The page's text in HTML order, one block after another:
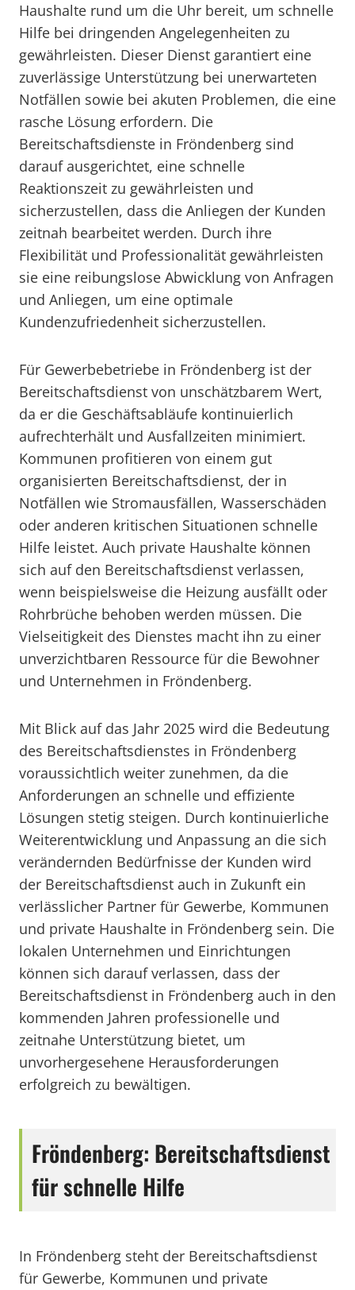
Haushalte rund um die Uhr bereit, um schnelle
Hilfe bei dringenden Angelegenheiten zu
gewährleisten. Dieser Dienst garantiert eine
zuverlässige Unterstützung bei unerwarteten
Notfällen sowie bei akuten Problemen, die eine
rasche Lösung erfordern. Die
Bereitschaftsdienste in Fröndenberg sind
darauf ausgerichtet, eine schnelle
Reaktionszeit zu gewährleisten und
sicherzustellen, dass die Anliegen der Kunden
zeitnah bearbeitet werden. Durch ihre
Flexibilität und Professionalität gewährleisten
sie eine reibungslose Abwicklung von Anfragen
und Anliegen, um eine optimale
Kundenzufriedenheit sicherzustellen.
Für Gewerbebetriebe in Fröndenberg ist der
Bereitschaftsdienst von unschätzbarem Wert,
da er die Geschäftsabläufe kontinuierlich
aufrechterhält und Ausfallzeiten minimiert.
Kommunen profitieren von einem gut
organisierten Bereitschaftsdienst, der in
Notfällen wie Stromausfällen, Wasserschäden
oder anderen kritischen Situationen schnelle
Hilfe leistet. Auch private Haushalte können
sich auf den Bereitschaftsdienst verlassen,
wenn beispielsweise die Heizung ausfällt oder
Rohrbrüche behoben werden müssen. Die
Vielseitigkeit des Dienstes macht ihn zu einer
unverzichtbaren Ressource für die Bewohner
und Unternehmen in Fröndenberg.
Mit Blick auf das Jahr 2025 wird die Bedeutung
des Bereitschaftsdienstes in Fröndenberg
voraussichtlich weiter zunehmen, da die
Anforderungen an schnelle und effiziente
Lösungen stetig steigen. Durch kontinuierliche
Weiterentwicklung und Anpassung an die sich
verändernden Bedürfnisse der Kunden wird
der Bereitschaftsdienst auch in Zukunft ein
verlässlicher Partner für Gewerbe, Kommunen
und private Haushalte in Fröndenberg sein. Die
lokalen Unternehmen und Einrichtungen
können sich darauf verlassen, dass der
Bereitschaftsdienst in Fröndenberg auch in den
kommenden Jahren professionelle und
zeitnahe Unterstützung bietet, um
unvorhergesehene Herausforderungen
erfolgreich zu bewältigen.
Fröndenberg: Bereitschaftsdienst
für schnelle Hilfe
In Fröndenberg steht der Bereitschaftsdienst
für Gewerbe, Kommunen und private